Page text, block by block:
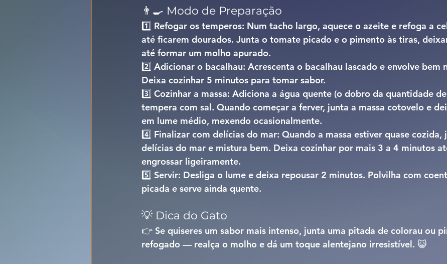
👨‍🍳 Modo de Preparação
1️⃣ Refogar os temperos: Num tacho largo, aquece o azeite e refoga a
até ficarem dourados. Junta o tomate picado e o pimento às tiras,
até formar um molho apurado.
2️⃣ Adicionar o bacalhau: Acrescenta o bacalhau lascado e envolve bem
Deixa cozinhar 5 minutos para tomar sabor.
3️⃣ Cozinhar a massa: Adiciona a água quente (o dobro da quantidade de
tempera com sal. Quando começar a ferver, junta a massa cotovelo e
em lume médio, mexendo ocasionalmente.
4️⃣ Finalizar com delícias do mar: Quando a massa estiver quase cozida,
delícias do mar e mistura bem. Deixa cozinhar por mais 3 a 4 minutos
engrossar ligeiramente.
5️⃣ Servir: Desliga o lume e deixa repousar 2 minutos. Polvilha com
picada e serve ainda quente.
💡 Dica do Gato
👉 Se quiseres um sabor mais intenso, junta uma pitada de colorau ou
refogado — realça o molho e dá um toque alentejano irresistível. 😺